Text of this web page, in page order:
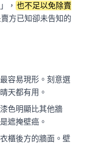
， 也不足以免除賣
賣方已知卻未告知的
容易現形。刻意選
天都有用。
色明顯比其他牆
遮掩壁癌。
櫃後方的牆面。壁